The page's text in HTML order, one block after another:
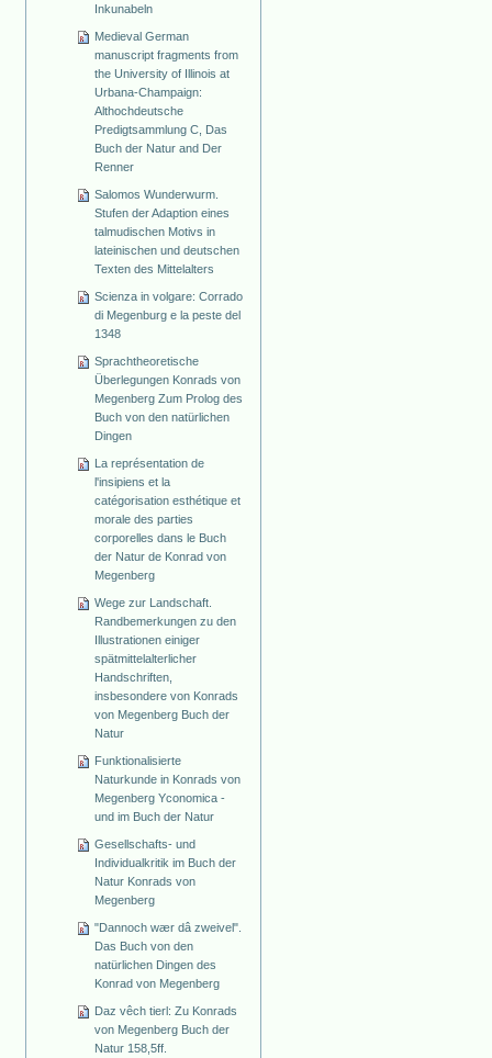
Inkunabeln
Medieval German
manuscript fragments from
the University of Illinois at
Urbana-Champaign:
Althochdeutsche
Predigtsammlung C, Das
Buch der Natur and Der
Renner
Salomos Wunderwurm.
Stufen der Adaption eines
talmudischen Motivs in
lateinischen und deutschen
Texten des Mittelalters
Scienza in volgare: Corrado
di Megenburg e la peste del
1348
Sprachtheoretische
Überlegungen Konrads von
Megenberg Zum Prolog des
Buch von den natürlichen
Dingen
La représentation de
l'insipiens et la
catégorisation esthétique et
morale des parties
corporelles dans le Buch
der Natur de Konrad von
Megenberg
Wege zur Landschaft.
Randbemerkungen zu den
Illustrationen einiger
spätmittelalterlicher
Handschriften,
insbesondere von Konrads
von Megenberg Buch der
Natur
Funktionalisierte
Naturkunde in Konrads von
Megenberg Yconomica -
und im Buch der Natur
Gesellschafts- und
Individualkritik im Buch der
Natur Konrads von
Megenberg
"Dannoch wær dâ zweivel".
Das Buch von den
natürlichen Dingen des
Konrad von Megenberg
Daz vêch tierl: Zu Konrads
von Megenberg Buch der
Natur 158,5ff.